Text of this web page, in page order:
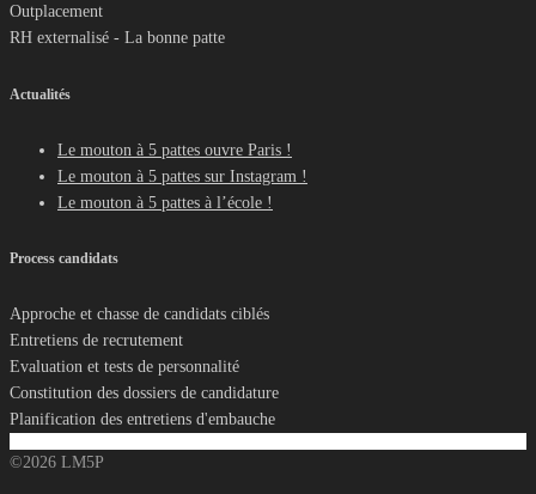
Outplacement
RH externalisé - La bonne patte
Actualités
Le mouton à 5 pattes ouvre Paris !
Le mouton à 5 pattes sur Instagram !
Le mouton à 5 pattes à l’école !
Process candidats
Approche et chasse de candidats ciblés
Entretiens de recrutement
Evaluation et tests de personnalité
Constitution des dossiers de candidature
Planification des entretiens d'embauche
©2026 LM5P